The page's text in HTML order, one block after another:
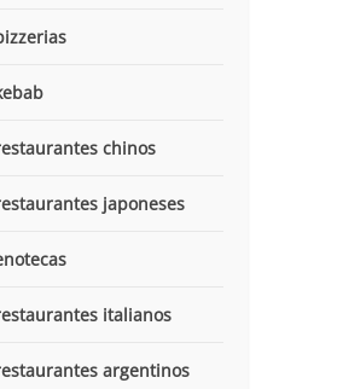
chinos
japoneses
italianos
argentinos